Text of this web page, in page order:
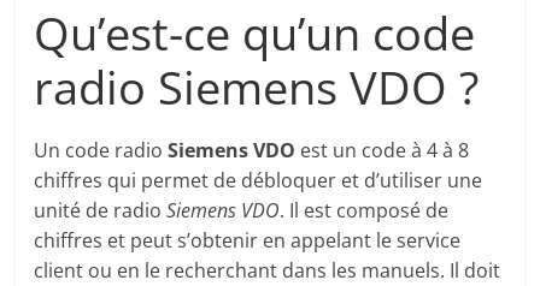
Qu’est-ce qu’un code
radio Siemens VDO ?
Un code radioSiemens VDO est un code à 4 à 8
chiffres qui permet de débloquer et d’utiliser une
unité de radioSiemens VDO. Il est composé de
chiffres et peut s’obtenir en appelant le service
client ou en le recherchant dans les manuels. Il doit